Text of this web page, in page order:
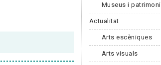
Museus i patrimoni
Actualitat
Arts escèniques
Arts visuals